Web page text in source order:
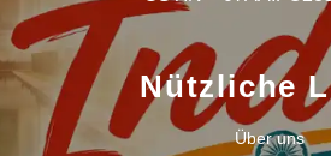
Nützliche
Über uns